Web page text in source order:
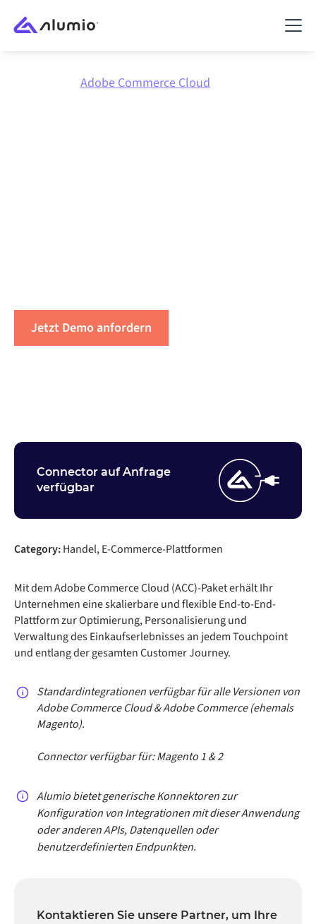
Adobe Commerce Cloud
Jetzt Demo anfordern
Connector auf Anfrage
verfügbar
Category:Handel, E-Commerce-Plattformen
Mit dem Adobe Commerce Cloud (ACC)-Paket erhält Ihr
Unternehmen eine skalierbare und flexible End-to-End-
Plattform zur Optimierung, Personalisierung und
Verwaltung des Einkaufserlebnisses an jedem Touchpoint
und entlang der gesamten Customer Journey.
Standardintegrationen verfügbar für alle Versionen von
Adobe Commerce Cloud & Adobe Commerce (ehemals
Magento).
Connector verfügbar für: Magento 1 & 2
Alumio bietet generische Konnektoren zur
Konfiguration von Integrationen mit dieser Anwendung
oder anderen APIs, Datenquellen oder
benutzerdefinierten Endpunkten.
Kontaktieren Sie unsere Partner, um Ihre